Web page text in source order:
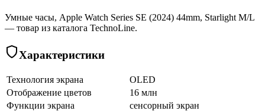
Умные часы, Apple Watch Series SE (2024) 44mm, Starlight M/L
— товар из каталога TechnoLine.
Характеристики
Технология экрана
OLED
Отображение цветов
16 млн
Функции экрана
сенсорный экран